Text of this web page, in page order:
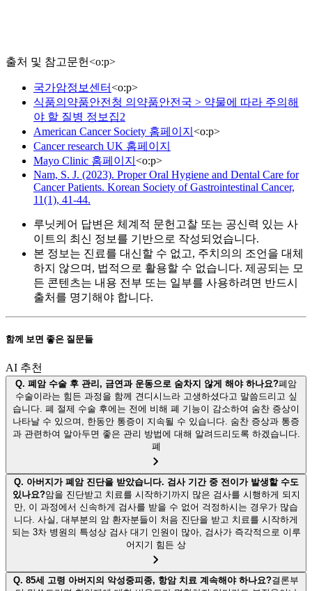
출처 및 참고문헌<o:p>
국가암정보센터<o:p>
식품의약품안전청 의약품안전국 > 약물에 따라 주의해
야 할 질병 정보집2
American Cancer Society 홈페이지 <o:p>
Cancer research UK 홈페이지
Mayo Clinic 홈페이지 <o:p>
Nam, S. J. (2023). Proper Oral Hygiene and Dental Care for
Cancer Patients. Korean Society of Gastrointestinal Cancer,
11(1), 41-44.
루닛케어 답변은 체계적 문헌고찰 또는 공신력 있는 사
이트의 최신 정보를 기반으로 작성되었습니다.
본 정보는 진료를 대신할 수 없고, 주치의의 조언을 대체
하지 않으며, 법적으로 활용할 수 없습니다. 제공되는 모
든 콘텐츠는 내용 전부 또는 일부를 사용하려면 반드시
출처를 명기해야 합니다.
함께 보면 좋은 질문들
AI 추천
Q. 폐암 수술 후 관리, 금연과 운동으로 숨차지 않게 해야 하나요?폐암
수술이라는 힘든 과정을 함께 견디시느라 고생하셨다고 말씀드리고 싶
습니다. 폐 절제 수술 후에는 전에 비해 폐 기능이 감소하여 숨찬 증상이
나타날 수 있으며, 한동안 통증이 지속될 수 있습니다. 숨찬 증상과 통증
과 관련하여 알아두면 좋은 관리 방법에 대해 알려드리도록 하겠습니다.
폐
Q. 아버지가 폐암 진단을 받았습니다. 검사 기간 중 전이가 발생할 수도
있나요?암을 진단받고 치료를 시작하기까지 많은 검사를 시행하게 되지
만, 이 과정에서 신속하게 검사를 받을 수 없어 걱정하시는 경우가 많습
니다. 사실, 대부분의 암 환자분들이 처음 진단을 받고 치료를 시작하게
되는 3차 병원의 특성상 검사 대기 인원이 많아, 검사가 즉각적으로 이루
어지기 힘든 상
Q. 85세 고령 아버지의 악성중피종, 항암 치료 계속해야 하나요?결론부